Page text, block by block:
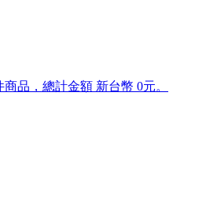
品，總計金額 新台幣 0元。